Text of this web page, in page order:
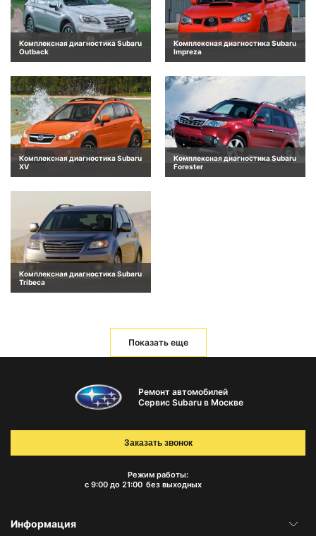
Комплексная диагностика Subaru
Outback
Комплексная диагностика Subaru
Impreza
Комплексная диагностика Subaru
XV
Комплексная диагностика Subaru
Forester
Комплексная диагностика Subaru
Tribeca
Показать еще
Ремонт автомобилей
Сервис Subaru в Москве
Режим работы:
с 9:00 до 21:00 без выходных
Заказать звонок
Информация